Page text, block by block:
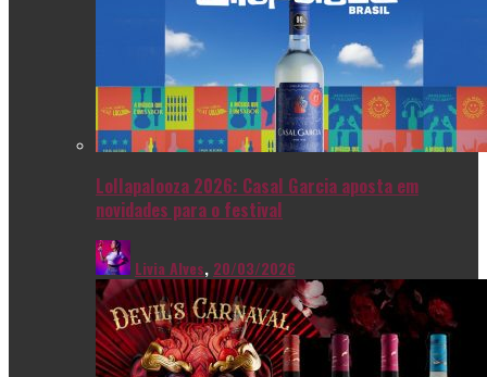
Lollapalooza 2026: Casal Garcia aposta em
novidades para o festival
Livia Alves, 20/03/2026